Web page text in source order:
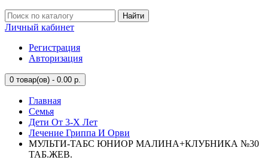
Найти
Личный кабинет
Регистрация
Авторизация
0 товар(ов) - 0.00 р.
Главная
Семья
Дети От 3-Х Лет
Лечение Гриппа И Орви
МУЛЬТИ-ТАБС ЮНИОР МАЛИНА+КЛУБНИКА №30
ТАБ.ЖЕВ.